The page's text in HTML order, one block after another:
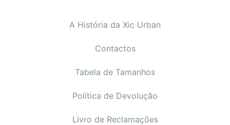
A História da Xic Urban
Contactos
Tabela de Tamanhos
Política de Devolução
Livro de Reclamações